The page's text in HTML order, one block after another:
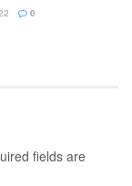
0
fields are